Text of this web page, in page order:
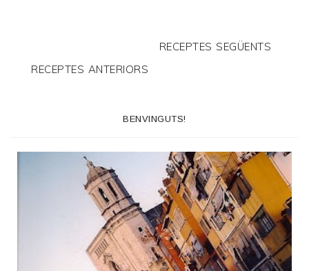
RECEPTES SEGÜENTS
RECEPTES ANTERIORS
BENVINGUTS!